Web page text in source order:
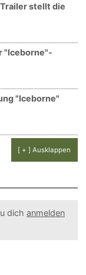
stellt die
"Iceborne"-
"Iceborne"
[ + ] Ausklappen
dich anmelden